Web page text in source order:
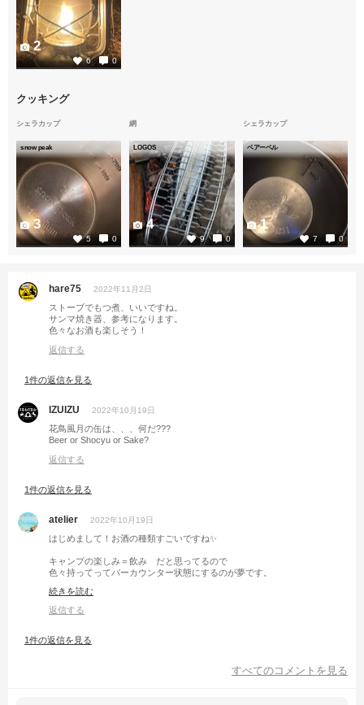
6 0
2
クッキング
シェラカップ
snow peak
5 0
3
網
LOGOS
9 0
4
シェラカップ
ベアーベル
7 0
1
hare75 2022年11月2日
ストーブでもつ煮、いいですね。
サンマ焼き器、参考になります。
色々なお酒も楽しそう！
返信する
1件の返信を見る
IZUIZU 2022年10月19日
花鳥風月の缶は、、、何だ???
Beer or Shocyu or Sake?
返信する
1件の返信を見る
atelier 2022年10月19日
はじめまして！お酒の種類すごいですね✨
キャンプの楽しみ＝飲み だと思ってるので
色々持ってってバーカウンター状態にするのが夢です。
続きを読む
返信する
1件の返信を見る
すべてのコメントを見る